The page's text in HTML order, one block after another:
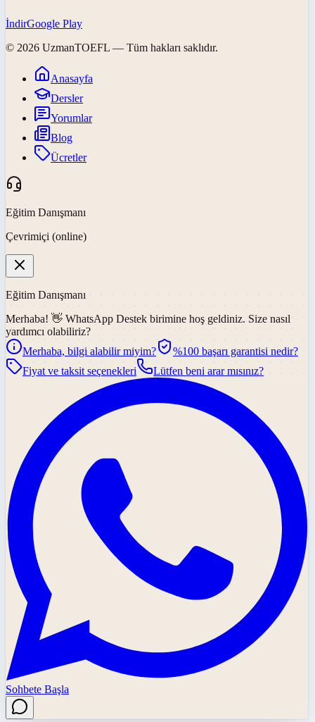
İndirGoogle Play
© 2026 UzmanTOEFL — Tüm hakları saklıdır.
Anasayfa
Dersler
Yorumlar
Blog
Ücretler
Eğitim Danışmanı
Çevrimiçi (online)
Eğitim Danışmanı
Merhaba! 👋 WhatsApp Destek birimine hoş geldiniz. Size nasıl
yardımcı olabiliriz?
Merhaba, bilgi alabilir miyim?
%100 başarı garantisi nedir?
Fiyat ve taksit seçenekleri
Lütfen beni arar mısınız?
Sohbete Başla